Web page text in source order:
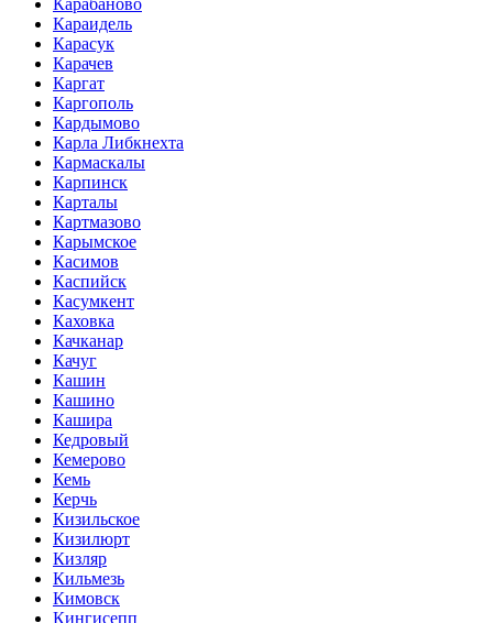
Карабаново
Караидель
Карасук
Карачев
Каргат
Каргополь
Кардымово
Карла Либкнехта
Кармаскалы
Карпинск
Карталы
Картмазово
Карымское
Касимов
Каспийск
Касумкент
Каховка
Качканар
Качуг
Кашин
Кашино
Кашира
Кедровый
Кемерово
Кемь
Керчь
Кизильское
Кизилюрт
Кизляр
Кильмезь
Кимовск
Кингисепп